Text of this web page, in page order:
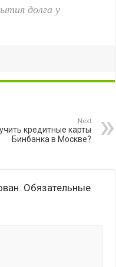
долга у
Next
кредитные карты
Бинбанка в Москве?
Обязательные